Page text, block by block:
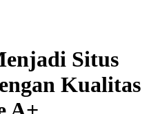
Situs
Kualitas